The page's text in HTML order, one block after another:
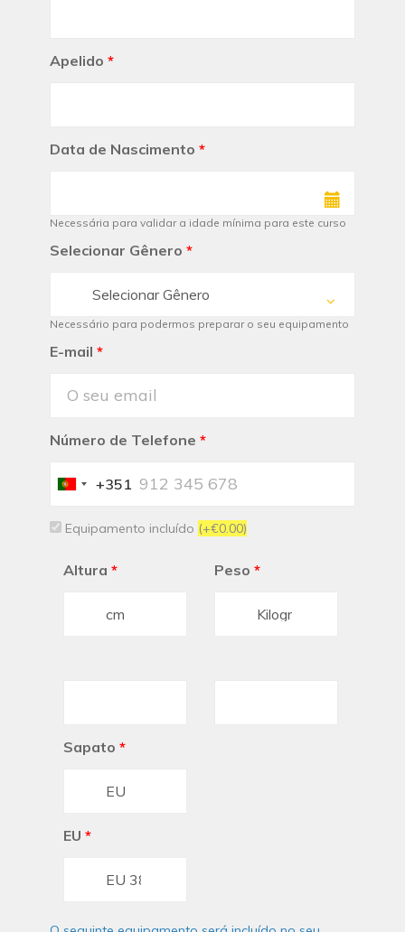
Apelido *
Data de Nascimento *
Necessária para validar a idade mínima para este curso
Selecionar Gênero *
Selecionar Gênero
Necessário para podermos preparar o seu equipamento
E-mail *
Número de Telefone *
Portugal
+351
Equipamento incluído (+€0.00)
Altura * Peso *
Sapato *
EU *